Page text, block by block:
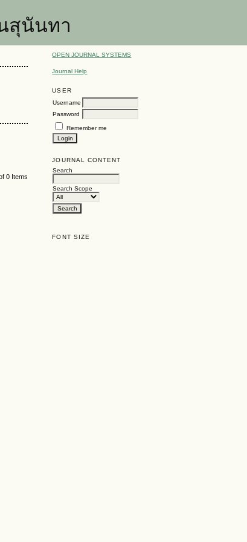
สุนันทา
OPEN JOURNAL SYSTEMS
Journal Help
USER
Username
Password
Remember me
JOURNAL CONTENT
Search
Search Scope
FONT SIZE
0 Items